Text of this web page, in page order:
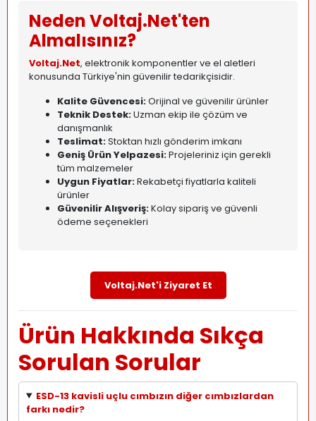
Neden Voltaj.Net'ten
Almalısınız?
Voltaj.Net, elektronik komponentler ve el aletleri
konusunda Türkiye'nin güvenilir tedarikçisidir.
Kalite Güvencesi:Orijinal ve güvenilir ürünler
Teknik Destek:Uzman ekip ile çözüm ve
danışmanlık
Teslimat:Stoktan hızlı gönderim imkanı
Geniş Ürün Yelpazesi:Projeleriniz için gerekli
tüm malzemeler
Uygun Fiyatlar:Rekabetçi fiyatlarla kaliteli
ürünler
Güvenilir Alışveriş:Kolay sipariş ve güvenli
ödeme seçenekleri
Voltaj.Net'i Ziyaret Et
Ürün Hakkında Sıkça
Sorulan Sorular
ESD-13 kavisli uçlu cımbızın diğer cımbızlardan
farkı nedir?